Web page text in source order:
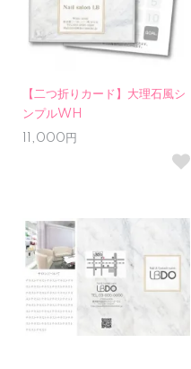
【二つ折りカード】大理石風シ
ンプルWH
11,000円